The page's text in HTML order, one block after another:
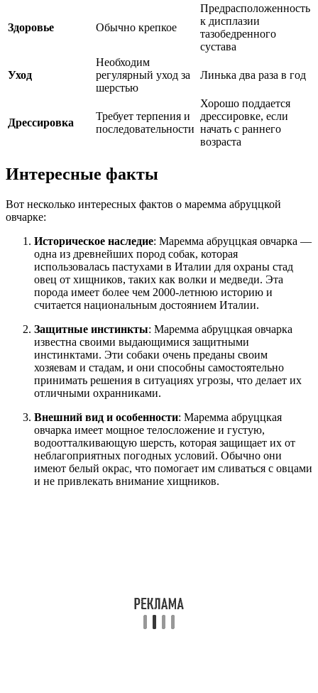
Здоровье Обычно крепкое
Предрасположенность
к дисплазии
тазобедренного
сустава
Уход
Необходим
регулярный уход за
шерстью
Линька два раза в год
Дрессировка
Требует терпения и
последовательности
Хорошо поддается
дрессировке, если
начать с раннего
возраста
Интересные факты
Вот несколько интересных фактов о маремма абруццкой
овчарке:
Историческое наследие: Маремма абруццкая овчарка —
одна из древнейших пород собак, которая
использовалась пастухами в Италии для охраны стад
овец от хищников, таких как волки и медведи. Эта
порода имеет более чем 2000-летнюю историю и
считается национальным достоянием Италии.
Защитные инстинкты: Маремма абруццкая овчарка
известна своими выдающимися защитными
инстинктами. Эти собаки очень преданы своим
хозяевам и стадам, и они способны самостоятельно
принимать решения в ситуациях угрозы, что делает их
отличными охранниками.
Внешний вид и особенности: Маремма абруццкая
овчарка имеет мощное телосложение и густую,
водоотталкивающую шерсть, которая защищает их от
неблагоприятных погодных условий. Обычно они
имеют белый окрас, что помогает им сливаться с овцами
и не привлекать внимание хищников.